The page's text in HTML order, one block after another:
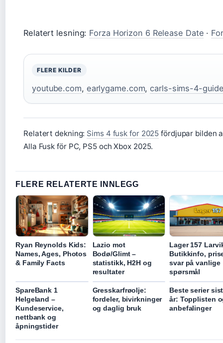
Relatert lesning: Forza Horizon 6 Release Date ·
FLERE KILDER
youtube.com, earlygame.com,carls-sims-4-
Relatert dekning: Sims 4 fusk for 2025 fördjupar bilden
Alla Fusk för PC, PS5 och Xbox 2025.
FLERE RELATERTE INNLEGG
Ryan Reynolds Kids:
Names, Ages, Photos
& Family Facts
Lazio mot
Bodø/Glimt –
statistikk, H2H og
resultater
Lager 157
Butikkinfo,
svar på vanlige
spørsmål
SpareBank 1
Helgeland –
Kundeservice,
nettbank og
åpningstider
Gresskarfrøolje:
fordeler, bivirkninger
og daglig bruk
Beste serier
år: Topplisten
anbefalinger